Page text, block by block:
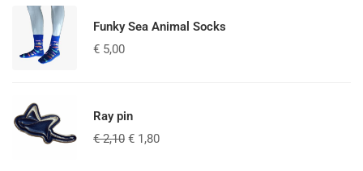
Funky Sea Animal Socks
€ 5,00
Ray pin
€2,10 € 1,80